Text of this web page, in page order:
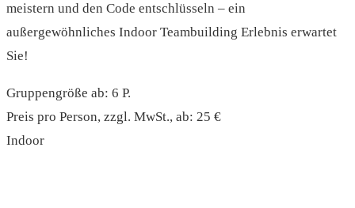
meistern und den Code entschlüsseln – ein
außergewöhnliches Indoor Teambuilding Erlebnis erwartet
Sie!
Gruppengröße ab: 6 P.
Preis pro Person, zzgl. MwSt., ab: 25 €
Indoor